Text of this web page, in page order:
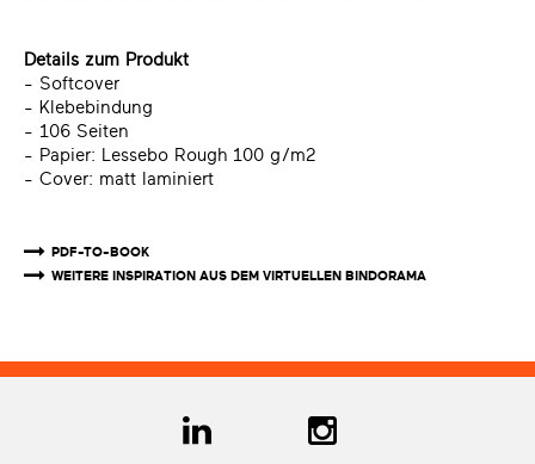
Details zum Produkt
- Softcover
- Klebebindung
- 106 Seiten
- Papier: Lessebo Rough 100 g/m2
- Cover: matt laminiert
PDF-TO-BOOK
WEITERE INSPIRATION AUS DEM VIRTUELLEN BINDORAMA